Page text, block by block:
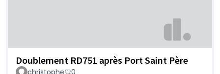
Doublement RD751 après Port Saint Père
christophe 0